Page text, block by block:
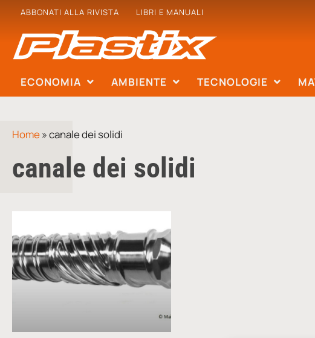
ABBONATI ALLA RIVISTA LIBRI E MANUALI
ECONOMIA AMBIENTE TECNOLOGIE
Home»canale dei solidi
canale dei solidi